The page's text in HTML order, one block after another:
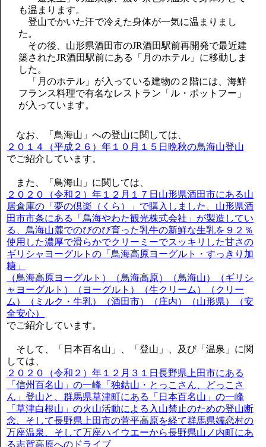
も温まります。
登山でかいた汗で冷えた身体が一気に温まりまし
た。
その後、山形県酒田市のJR酒田駅前再開発で最近建
築されたJR酒田駅前にある「月のホテル」に移動しま
した。
「月のホテル」が入っている建物の２階には、海鮮
フランス料理で有名なレストラン「ル・ポットフー」
が入っています。
なお、「鳥海山」への登山に関しては、
２０１４（平成２６）年１０月１５日晩秋の鳥海山登山
でご紹介しています。
また、「鳥海山」に関しては、
２０２０（令和２）年１２月１７日山形県酒田市にある山
居倉庫の「夢の倶楽（くら）」で購入しました、山形県酒
田市市条にある「鳥海やわた観光株式会社」が製造してい
る、鳥海山麓でのびのび育った乳牛の新鮮な生乳を９２％
使用した濃厚で滑らかでクリーミーでスッキリした甘さの
ギリシャヨーグルトの「鳥海高原ヨーグルト・すっきり加
糖」
（鳥海高原ヨーグルト）（鳥海高原）（鳥海山）（ギリシ
ャヨーグルト）（ヨーグルト）（生クリーム）（クリー
ム）（ミルク・牛乳）（酒田市）（庄内）（山形県）（安
全安心）
でご紹介しています。
そして、「日本百名山」、「登山」、及び「温泉」に関
しては、
２０２０（令和２）年１２月３１日長野県上田市にある
「信州百名山」の一峰「独鈷山・とっこさん、どっこさ
ん」登山と、群馬県草津町にある「日本百名山」の一峰
「草津白根山」の火山活動による入山禁止のための登山断
念、そして長野県上田市の菅平高原を経て群馬県嬬恋村の
万座温泉、そして万座ハイウエーから長野県山ノ内町にあ
る志賀高原へのドライブ